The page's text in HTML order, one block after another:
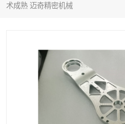
术成熟 迈奇精密机械
铣床加工
家具零配件加工